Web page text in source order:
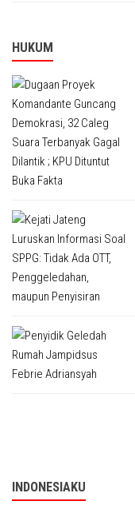
HUKUM
INDONESIAKU